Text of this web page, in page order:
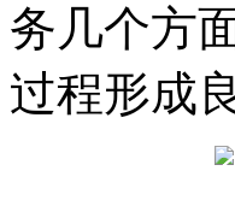
务几个方
过程形成